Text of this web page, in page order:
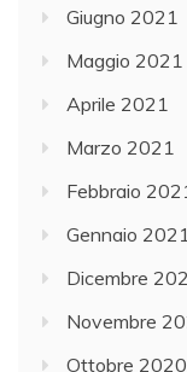
Giugno 2021
Maggio 2021
Aprile 2021
Marzo 2021
Febbraio
Gennaio 2021
Dicembre
Novembre
Ottobre 2020